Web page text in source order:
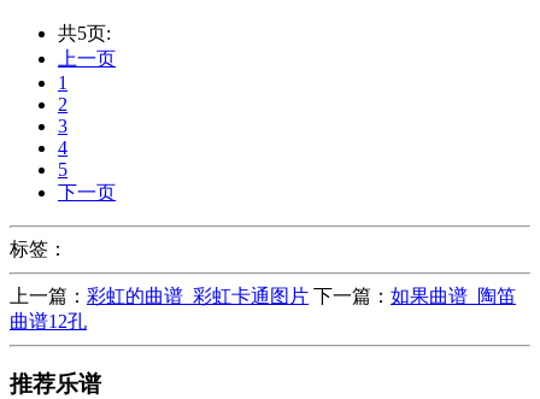
共5页:
上一页
1
2
3
4
5
下一页
标签：
上一篇： 彩虹的曲谱_彩虹卡通图片 下一篇： 如果曲谱_陶笛
曲谱12孔
推荐乐谱